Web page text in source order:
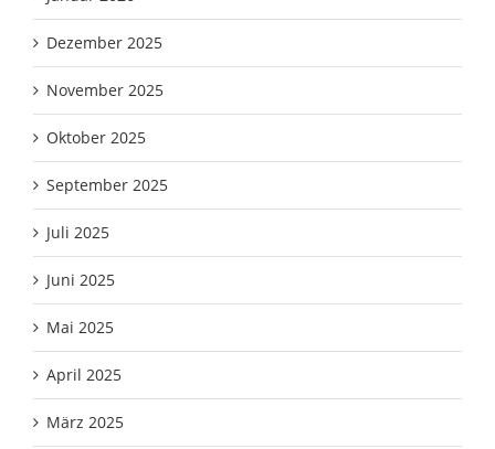
Dezember 2025
November 2025
Oktober 2025
September 2025
Juli 2025
Juni 2025
Mai 2025
April 2025
März 2025